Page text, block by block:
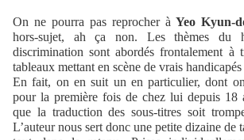
On ne pourra pas reprocher àYeo Kyun-
hors-sujet, ah ça non. Les thèmes du
discrimination sont abordés frontalement à
tableaux mettant en scène de vrais
En fait, on en suit un en particulier, dont
pour la première fois de chez lui depuis 18
que la traduction des sous-titres soit
L’auteur nous sert donc une petite dizaine de